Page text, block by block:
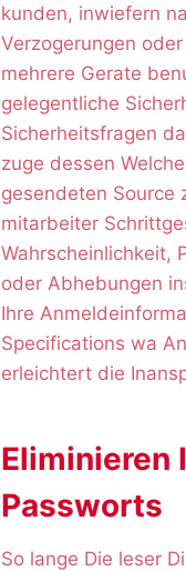
kunden, inwiefern
Verzogerungen
mehrere Gerate
gelegentliche
Sicherheitsfragen
zuge dessen
gesendeten Source
mitarbeiter
Wahrscheinlichkeit,
oder Abhebungen
Ihre
Specifications wa
erleichtert die
Eliminieren
Passworts
So lange Die leser